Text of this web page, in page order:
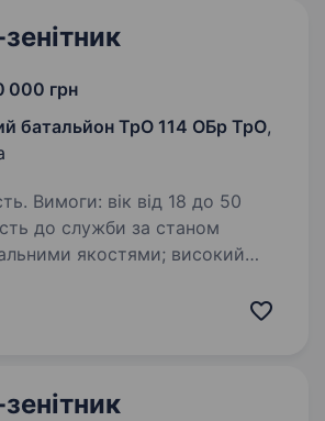
000 грн
батальйон ТрО 114 ОБр ТрО,
до 50
якостями; високий
та психотропних